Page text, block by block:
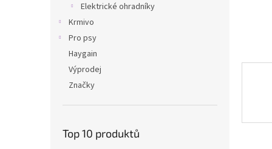
Elektrické ohradníky
Krmivo
Pro psy
Haygain
Výprodej
Značky
Top 10 produktů